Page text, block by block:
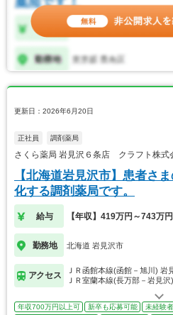
更新日：2026年6月20日
正社員 調剤薬局
さくら薬局 岩見沢６条店 クラフト株式
【北海道岩見沢市】患者さ
化する調剤薬局です。
給与 【年収】419万円～743万
勤務地 北海道 岩見沢市
アクセス
ＪＲ函館本線(函館－旭川) 岩
ＪＲ室蘭本線(長万部－岩見
年収700万円以上可 新卒も応募可能 未経験